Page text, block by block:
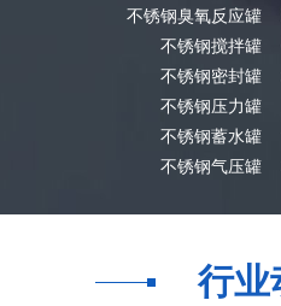
不锈钢臭氧反应罐
不锈钢搅拌罐
不锈钢密封罐
不锈钢压力罐
不锈钢蓄水罐
不锈钢气压罐
行